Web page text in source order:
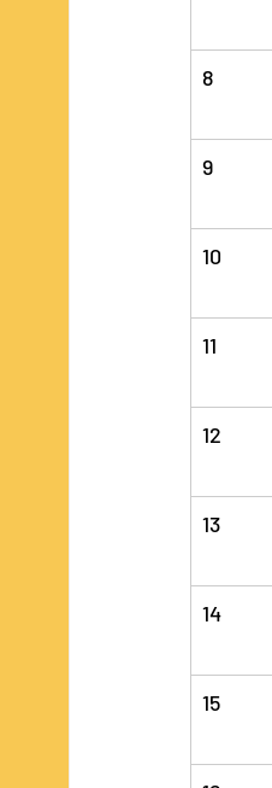
8
9
10
11
12
13
14
15